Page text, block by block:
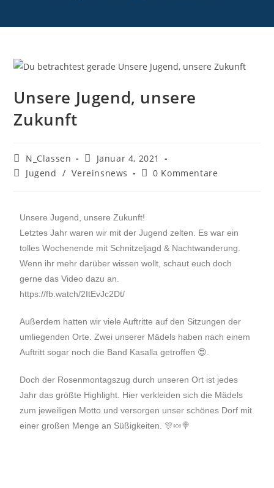
Unsere Jugend, unsere
Zukunft
N_Classen
Januar 4, 2021
Jugend / Vereinsnews 0 Kommentare
Unsere Jugend, unsere Zukunft!
Letztes Jahr waren wir mit der Jugend zelten. Es war ein
tolles Wochenende mit Schnitzeljagd & Nachtwanderung.
Wenn ihr mehr darüber wissen wollt, schaut euch doch
gerne das Video dazu an.
https://fb.watch/2ItEvJc2Dt/
Außerdem hatten wir viele Auftritte auf den Sitzungen der
umliegenden Orte. Zwei unserer Mädels haben nach einem
Auftritt sogar noch die Band Kasalla getroffen 😍.
Doch der Rosenmontagszug durch unseren Ort ist jedes
Jahr das größte Highlight. Hier verkleiden sich die Mädels
zum jeweiligen Motto und versorgen unser schönes Dorf mit
einer großen Menge an Süßigkeiten. 🎊🍬🍭